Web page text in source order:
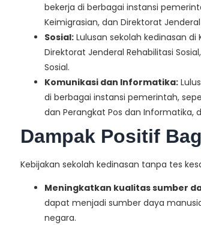
bekerja di berbagai instansi
Keimigrasian, dan Direktorat Jenderal
Sosial: Lulusan sekolah kedinasan
Direktorat Jenderal Rehabilitasi
Sosial.
Komunikasi dan Informatika:
di berbagai instansi pemerintah,
dan Perangkat Pos dan Informatika,
Dampak Positif
Kebijakan sekolah kedinasan tanpa tes
Meningkatkan kualitas sumber
dapat menjadi sumber daya
negara.